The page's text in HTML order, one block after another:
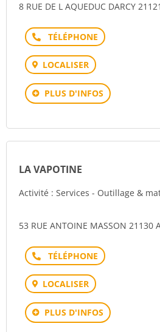
8 RUE DE L AQUEDUC DARCY
Téléphone
LOCALISER
PLUS D'INFOS
LA VAPOTINE
Activité : Services - Outillage &
53 RUE ANTOINE MASSON 21130
Téléphone
LOCALISER
PLUS D'INFOS